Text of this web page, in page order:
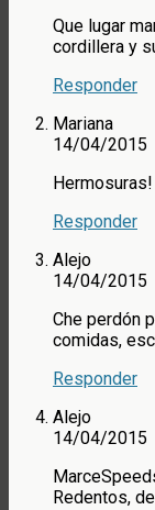
Que lugar
cordillera y
Responder
Mariana
14/04/2015
Responder
Alejo
14/04/2015
Che perdón
comidas,
Responder
Alejo
14/04/2015
Redentos,